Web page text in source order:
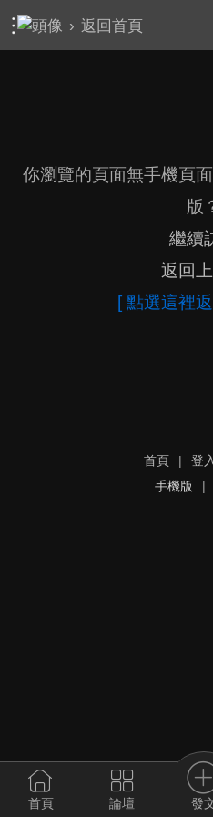
› 返回首頁
你瀏覽的頁面無手機頁
版
繼續
返回
[ 點選這裡
首頁 | 登入
手機版
|
首頁 論壇 發